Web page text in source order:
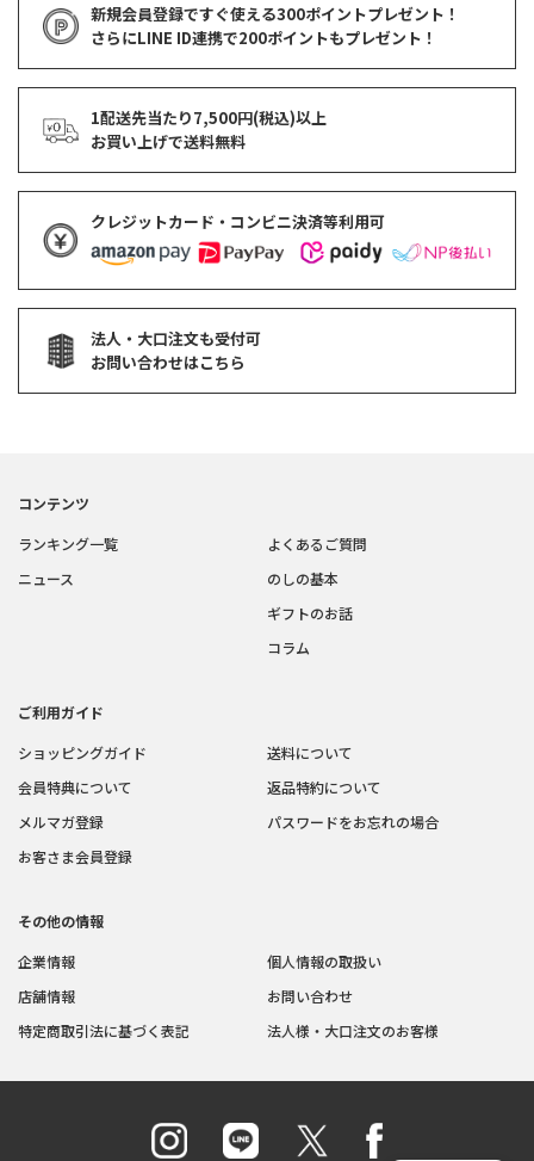
新規会員登録ですぐ使える300ポイントプレゼント！
さらにLINE ID連携で200ポイントもプレゼント！
1配送先当たり7,500円(税込)以上
お買い上げで送料無料
クレジットカード・コンビニ決済等利用可
法人・大口注文も受付可
お問い合わせはこちら
コンテンツ
ランキング一覧
ニュース
よくあるご質問
のしの基本
ギフトのお話
コラム
ご利用ガイド
ショッピングガイド
会員特典について
メルマガ登録
お客さま会員登録
送料について
返品特約について
パスワードをお忘れの場合
その他の情報
企業情報
店舗情報
特定商取引法に基づく表記
個人情報の取扱い
お問い合わせ
法人様・大口注文のお客様